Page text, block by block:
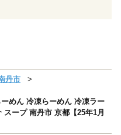
丹市
めん 冷凍らーめん 冷凍ラー
ープ 南丹市 京都【25年1月